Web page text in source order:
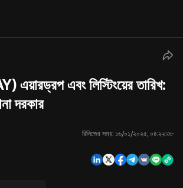
এয়ারড্রপ এবং লিস্টিংয়ের তারিখ:
দরকার
রিলিজের সময়: ১৬/০১/২০২৫, ০৪:২২:৩৮